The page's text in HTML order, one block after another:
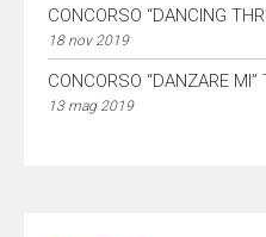
CONCORSO “DANCING
18 nov 2019
CONCORSO “DANZARE
13 mag 2019